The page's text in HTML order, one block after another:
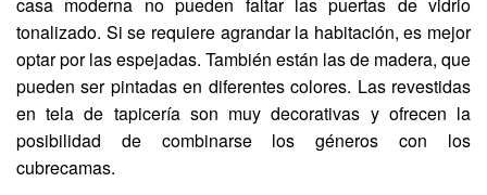
casa moderna no pueden faltar las puertas de vidrio
tonalizado. Si se requiere agrandar la habitación, es mejor
optar por las espejadas. También están las de madera, que
pueden ser pintadas en diferentes colores. Las revestidas
en tela de tapicería son muy decorativas y ofrecen la
posibilidad de combinarse los géneros con los
cubrecamas.